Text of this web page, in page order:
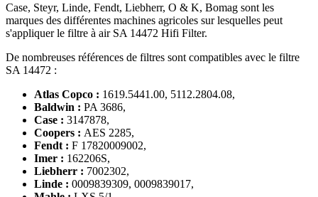
Case, Steyr, Linde, Fendt, Liebherr, O & K, Bomag sont les
marques des différentes machines agricoles sur lesquelles peut
s'appliquer le filtre à air SA 14472 Hifi Filter.
De nombreuses références de filtres sont compatibles avec le filtre
SA 14472 :
Atlas Copco : 1619.5441.00, 5112.2804.08,
Baldwin : PA 3686,
Case : 3147878,
Coopers : AES 2285,
Fendt : F 17820009002,
Imer : 162206S,
Liebherr : 7002302,
Linde : 0009839309, 0009839017,